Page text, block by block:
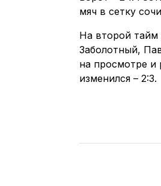
мяч в сетку
На второй
Заболотный,
на просмотре и
изменился – 2:3.